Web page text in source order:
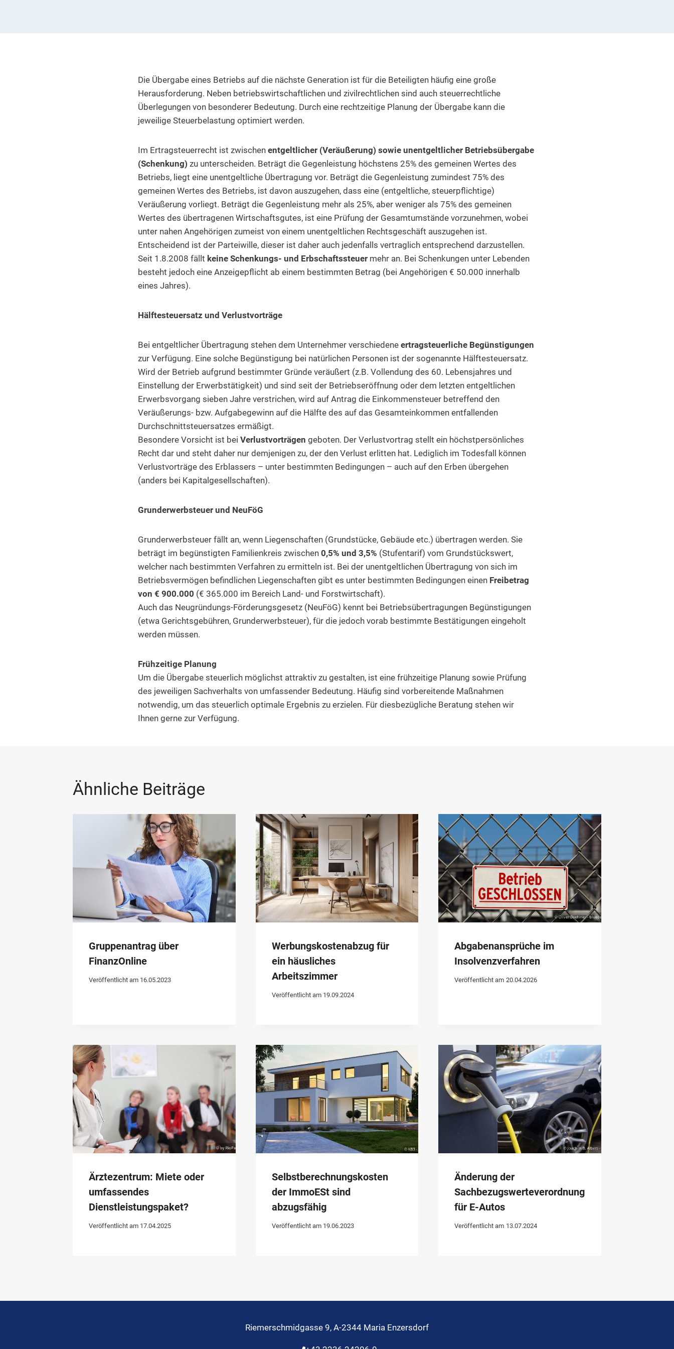
Die Übergabe eines Betriebs auf die nächste Generation ist für die Beteiligten häufig eine große
Herausforderung. Neben betriebswirtschaftlichen und zivilrechtlichen sind auch steuerrechtliche
Überlegungen von besonderer Bedeutung. Durch eine rechtzeitige Planung der Übergabe kann die
jeweilige Steuerbelastung optimiert werden.
Im Ertragsteuerrecht ist zwischen entgeltlicher (Veräußerung) sowie unentgeltlicher Betriebsübergabe
(Schenkung) zu unterscheiden. Beträgt die Gegenleistung höchstens 25% des gemeinen Wertes des
Betriebs, liegt eine unentgeltliche Übertragung vor. Beträgt die Gegenleistung zumindest 75% des
gemeinen Wertes des Betriebs, ist davon auszugehen, dass eine (entgeltliche, steuerpflichtige)
Veräußerung vorliegt. Beträgt die Gegenleistung mehr als 25%, aber weniger als 75% des gemeinen
Wertes des übertragenen Wirtschaftsgutes, ist eine Prüfung der Gesamtumstände vorzunehmen, wobei
unter nahen Angehörigen zumeist von einem unentgeltlichen Rechtsgeschäft auszugehen ist.
Entscheidend ist der Parteiwille, dieser ist daher auch jedenfalls vertraglich entsprechend darzustellen.
Seit 1.8.2008 fällt keine Schenkungs- und Erbschaftssteuer mehr an. Bei Schenkungen unter Lebenden
besteht jedoch eine Anzeigepflicht ab einem bestimmten Betrag (bei Angehörigen € 50.000 innerhalb
eines Jahres).
Hälftesteuersatz und Verlustvorträge
Bei entgeltlicher Übertragung stehen dem Unternehmer verschiedene ertragsteuerliche Begünstigungen
zur Verfügung. Eine solche Begünstigung bei natürlichen Personen ist der sogenannte Hälftesteuersatz.
Wird der Betrieb aufgrund bestimmter Gründe veräußert (z.B. Vollendung des 60. Lebensjahres und
Einstellung der Erwerbstätigkeit) und sind seit der Betriebseröffnung oder dem letzten entgeltlichen
Erwerbsvorgang sieben Jahre verstrichen, wird auf Antrag die Einkommensteuer betreffend den
Veräußerungs- bzw. Aufgabegewinn auf die Hälfte des auf das Gesamteinkommen entfallenden
Durchschnittsteuersatzes ermäßigt.
Besondere Vorsicht ist bei Verlustvorträgen geboten. Der Verlustvortrag stellt ein höchstpersönliches
Recht dar und steht daher nur demjenigen zu, der den Verlust erlitten hat. Lediglich im Todesfall können
Verlustvorträge des Erblassers – unter bestimmten Bedingungen – auch auf den Erben übergehen
(anders bei Kapitalgesellschaften).
Grunderwerbsteuer und NeuFöG
Grunderwerbsteuer fällt an, wenn Liegenschaften (Grundstücke, Gebäude etc.) übertragen werden. Sie
beträgt im begünstigten Familienkreis zwischen 0,5% und 3,5% (Stufentarif) vom Grundstückswert,
welcher nach bestimmten Verfahren zu ermitteln ist. Bei der unentgeltlichen Übertragung von sich im
Betriebsvermögen befindlichen Liegenschaften gibt es unter bestimmten Bedingungen einen Freibetrag
von € 900.000 (€ 365.000 im Bereich Land- und Forstwirtschaft).
Auch das Neugründungs-Förderungsgesetz (NeuFöG) kennt bei Betriebsübertragungen Begünstigungen
(etwa Gerichtsgebühren, Grunderwerbsteuer), für die jedoch vorab bestimmte Bestätigungen eingeholt
werden müssen.
Frühzeitige Planung
Um die Übergabe steuerlich möglichst attraktiv zu gestalten, ist eine frühzeitige Planung sowie Prüfung
des jeweiligen Sachverhalts von umfassender Bedeutung. Häufig sind vorbereitende Maßnahmen
notwendig, um das steuerlich optimale Ergebnis zu erzielen. Für diesbezügliche Beratung stehen wir
Ihnen gerne zur Verfügung.
Ähnliche Beiträge
Gruppenantrag über
FinanzOnline
Veröffentlicht am 16.05.2023
Werbungskostenabzug für
ein häusliches
Arbeitszimmer
Veröffentlicht am 19.09.2024
Abgabenansprüche im
Insolvenzverfahren
Veröffentlicht am 20.04.2026
Ärztezentrum: Miete oder
umfassendes
Dienstleistungspaket?
Veröffentlicht am 17.04.2025
Selbstberechnungskosten
der ImmoESt sind
abzugsfähig
Veröffentlicht am 19.06.2023
Änderung der
Sachbezugswerteverordnung
für E-Autos
Veröffentlicht am 13.07.2024
Riemerschmidgasse 9, A-2344 Maria Enzersdorf